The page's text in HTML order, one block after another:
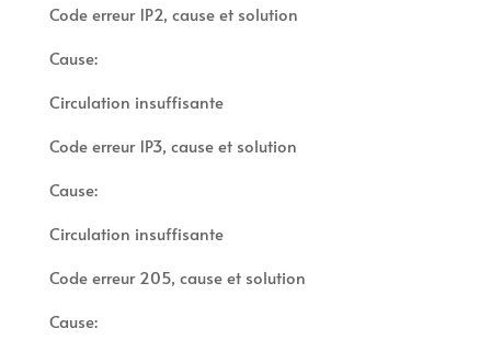
Code erreur 1P2, cause et solution
Cause:
Circulation insuffisante
Code erreur 1P3, cause et solution
Cause:
Circulation insuffisante
Code erreur 205, cause et solution
Cause: